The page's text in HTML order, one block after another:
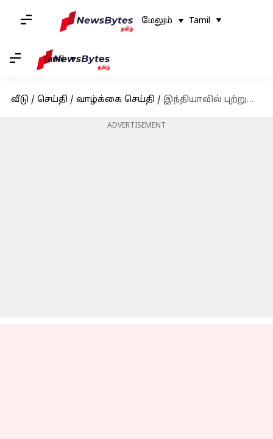
மேலும் Tamil
Tamil
வீடு / செய்தி / வாழ்க்கை செய்தி / இந்தியாவில் புற்றுநோய் இறப்புகளுக்கு மார்பக புற்றுநோய் தான் முதன்மை காரணம்
ADVERTISEMENT